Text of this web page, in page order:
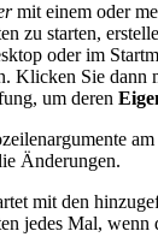
mit einem oder
zu starten,
oder im
Klicken Sie dann
um deren
Änderungen.
mit den
jedes Mal, wenn